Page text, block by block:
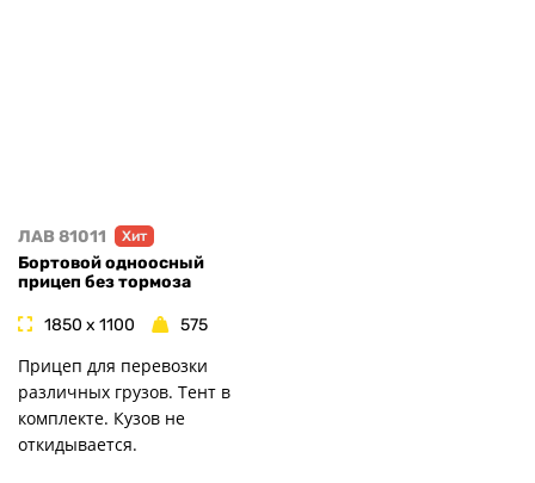
ЛАВ 81011 Хит
Бортовой одноосный
прицеп без тормоза
1850 x 1100 575
Прицеп для перевозки
различных грузов. Тент в
комплекте. Кузов не
откидывается.